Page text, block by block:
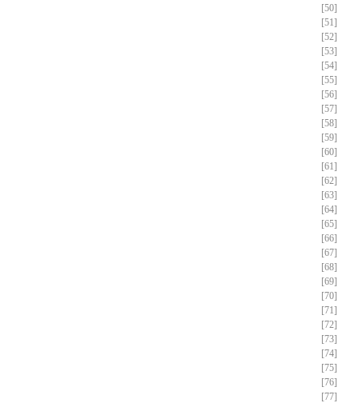
[50]
[51]
[52]
[53]
[54]
[55]
[56]
[57]
[58]
[59]
[60]
[61]
[62]
[63]
[64]
[65]
[66]
[67]
[68]
[69]
[70]
[71]
[72]
[73]
[74]
[75]
[76]
[77]